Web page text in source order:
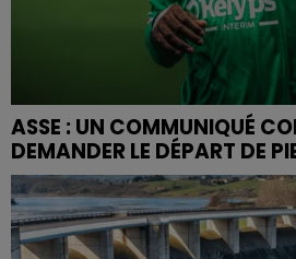
ASSE : UN COMMUNIQUÉ
DEMANDER LE DÉPART DE